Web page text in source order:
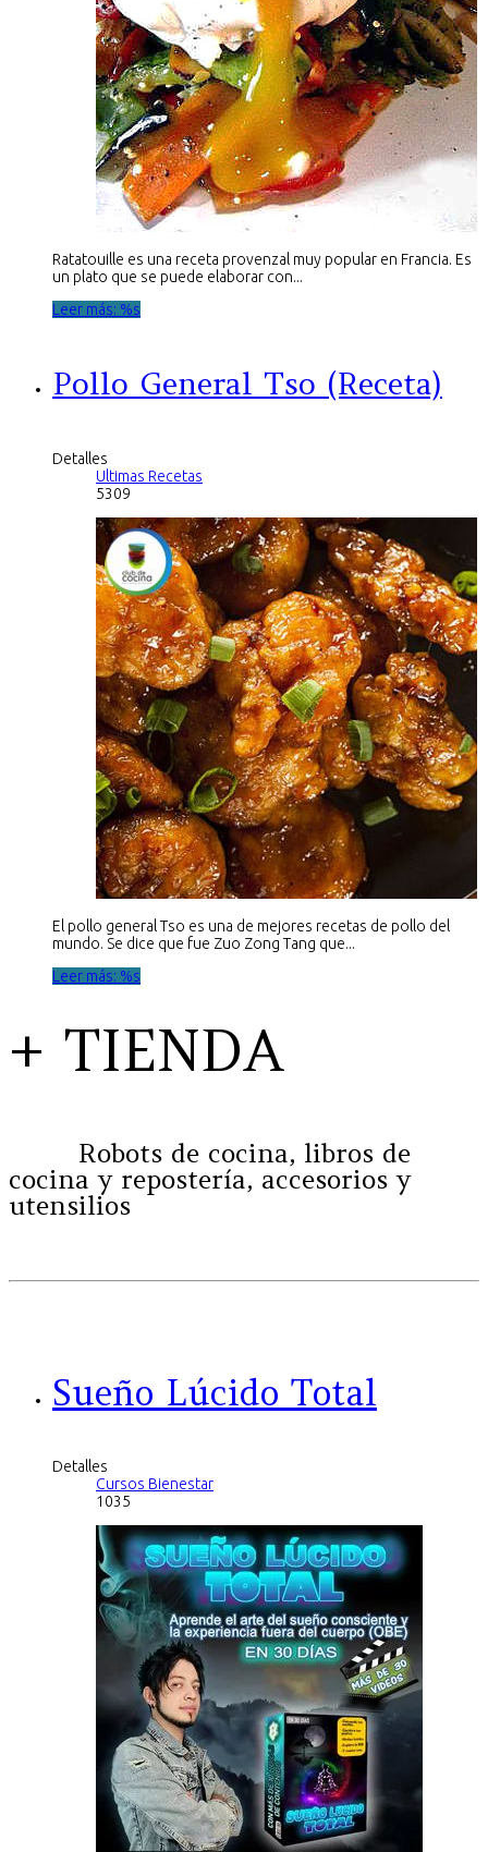
Ratatouille es una receta provenzal muy popular en Francia. Es
un plato que se puede elaborar con...
Leer más: %s
Pollo General Tso (Receta)
Detalles
Ultimas Recetas
5309
El pollo general Tso es una de mejores recetas de pollo del
mundo. Se dice que fue Zuo Zong Tang que...
Leer más: %s
+ TIENDA
Robots de cocina, libros de
cocina y repostería, accesorios y
utensilios
Sueño Lúcido Total
Detalles
Cursos Bienestar
1035